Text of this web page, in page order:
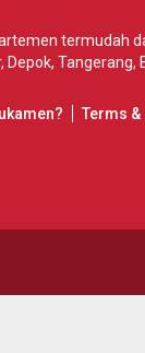
termudah
, Depok, Tangerang,
Terms